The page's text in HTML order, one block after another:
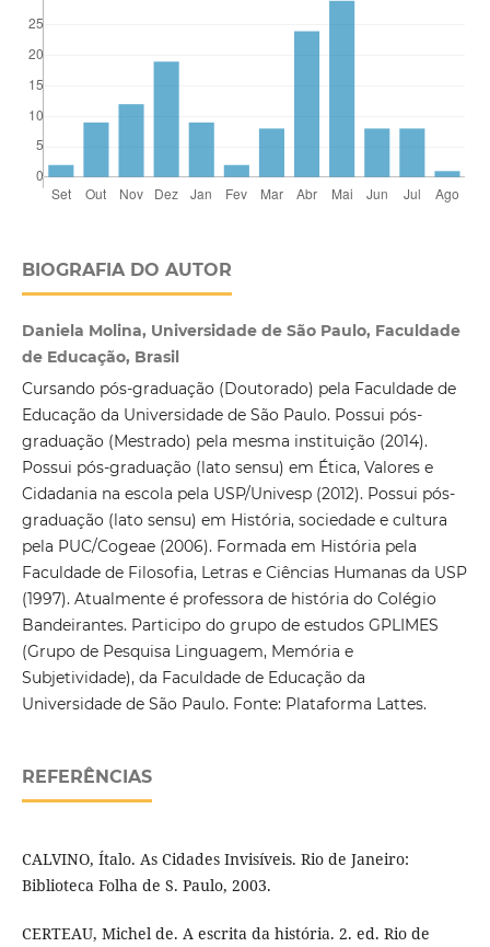
BIOGRAFIA DO AUTOR
Daniela Molina, Universidade de São Paulo, Faculdade
de Educação, Brasil
Cursando pós-graduação (Doutorado) pela Faculdade de
Educação da Universidade de São Paulo. Possui pós-
graduação (Mestrado) pela mesma instituição (2014).
Possui pós-graduação (lato sensu) em Ética, Valores e
Cidadania na escola pela USP/Univesp (2012). Possui pós-
graduação (lato sensu) em História, sociedade e cultura
pela PUC/Cogeae (2006). Formada em História pela
Faculdade de Filosofia, Letras e Ciências Humanas da USP
(1997). Atualmente é professora de história do Colégio
Bandeirantes. Participo do grupo de estudos GPLIMES
(Grupo de Pesquisa Linguagem, Memória e
Subjetividade), da Faculdade de Educação da
Universidade de São Paulo. Fonte: Plataforma Lattes.
REFERÊNCIAS
CALVINO, Ítalo. As Cidades Invisíveis. Rio de Janeiro:
Biblioteca Folha de S. Paulo, 2003.
CERTEAU, Michel de. A escrita da história. 2. ed. Rio de